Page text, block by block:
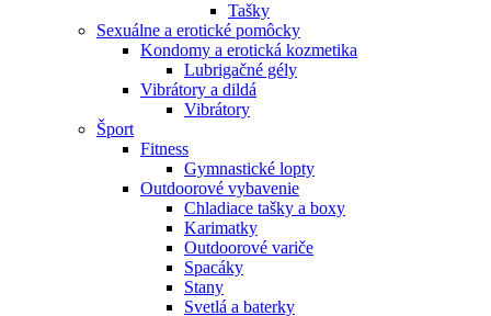
Tašky
Sexuálne a erotické pomôcky
Kondomy a erotická kozmetika
Lubrigačné gély
Vibrátory a dildá
Vibrátory
Šport
Fitness
Gymnastické lopty
Outdoorové vybavenie
Chladiace tašky a boxy
Karimatky
Outdoorové variče
Spacáky
Stany
Svetlá a baterky